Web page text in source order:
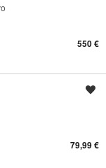
550 €
79,99 €